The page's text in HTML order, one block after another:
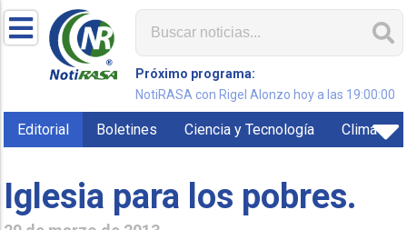
Próximo programa:
NotiRASA con Rigel Alonzo hoy a las 19:00:00
Editorial Boletines Ciencia y Tecnología Clima
Iglesia para los pobres.